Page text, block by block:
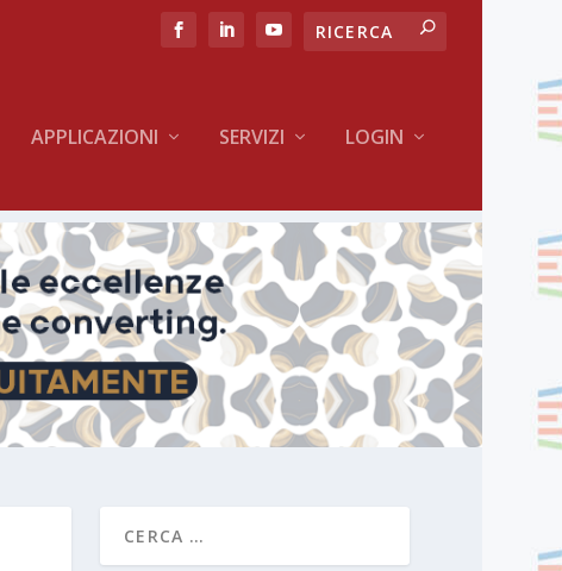
APPLICAZIONI SERVIZI LOGIN